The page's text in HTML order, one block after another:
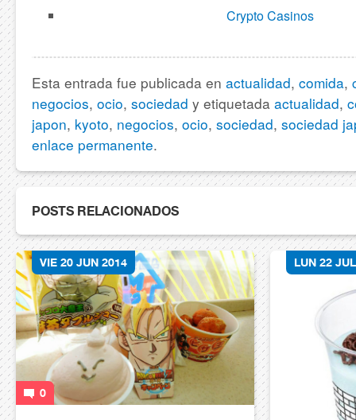
Crypto Casinos
Esta entrada fue publicada en actualidad, comida,
negocios, ocio, sociedad y etiquetada actualidad,
japon, kyoto, negocios, ocio, sociedad, sociedad
enlace permanente.
POSTS RELACIONADOS
VIE 20 JUN 2014
0
LUN 22